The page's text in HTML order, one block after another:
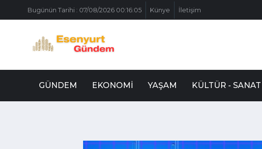
Bugünün Tarihi : 07/08/2026 00:16:05 Künye İletişim
GÜNDEM EKONOMI YAŞAM KÜLTÜR - SANAT